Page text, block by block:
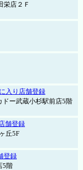
栄店２Ｆ
入り店舗登録
ー武蔵小杉駅前店5階
舗登録
丘5F
登録
5階